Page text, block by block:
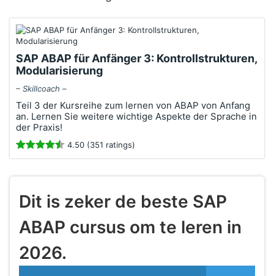
SAP ABAP für Anfänger 3: Kontrollstrukturen,
Modularisierung
– Skillcoach –
Teil 3 der Kursreihe zum lernen von ABAP von Anfang
an. Lernen Sie weitere wichtige Aspekte der Sprache in
der Praxis!
4.50 (351 ratings)
Dit is zeker de beste SAP
ABAP cursus om te leren in
2026.